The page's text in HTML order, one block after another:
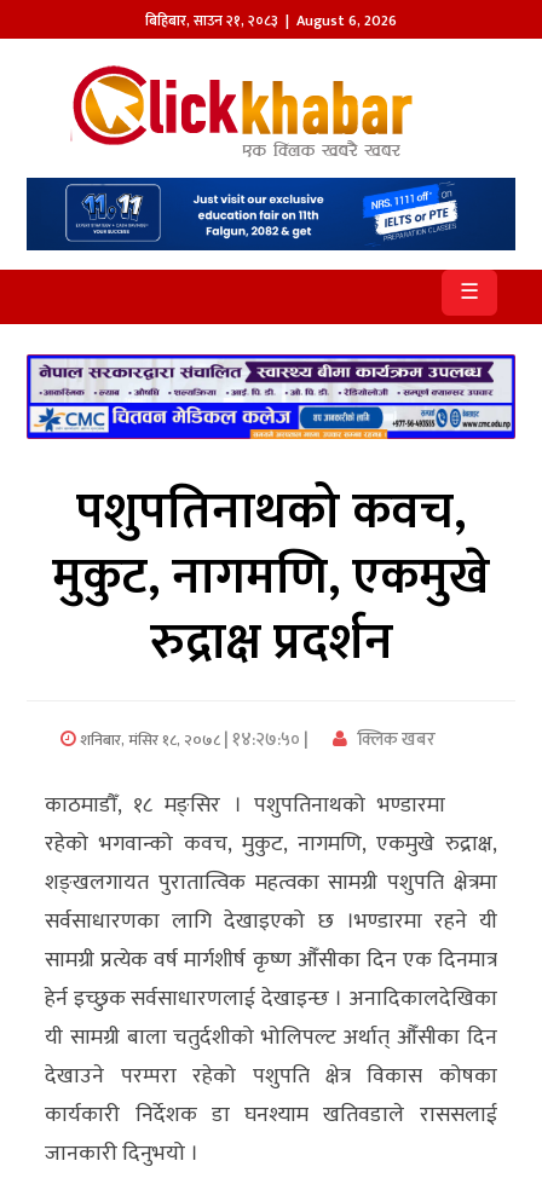
बिहिबार,साउन२१,२०८३ | August 6, 2026
होमपेज
समाज
प्रदेश
आजको
पत्रिका
सम्पादकीय
अन्तर्राष्ट्रिय
अर्थ/
विज्ञान
अन्तरर्वार्ता
विचार/
ब्लग
खेलकुद
रोचक
अन्य
क्लिक
☰
पशुपतिनाथको कवच,
मुकुट, नागमणि, एकमुखे
रुद्राक्ष प्रदर्शन
शनिबार, मंसिर १८, २०७८| १४:२७:५० | क्लिक खबर
काठमाडौँ, १८ मङ्सिर । पशुपतिनाथको भण्डारमा
रहेको भगवान्को कवच, मुकुट, नागमणि, एकमुखे रुद्राक्ष,
शङ्खलगायत पुरातात्विक महत्वका सामग्री पशुपति क्षेत्रमा
सर्वसाधारणका लागि देखाइएको छ ।भण्डारमा रहने यी
सामग्री प्रत्येक वर्ष मार्गशीर्ष कृष्ण औँसीका दिन एक दिनमात्र
हेर्न इच्छुक सर्वसाधारणलाई देखाइन्छ । अनादिकालदेखिका
यी सामग्री बाला चतुर्दशीको भोलिपल्ट अर्थात् औँसीका दिन
देखाउने परम्परा रहेको पशुपति क्षेत्र विकास कोषका
कार्यकारी निर्देशक डा घनश्याम खतिवडाले राससलाई
जानकारी दिनुभयो ।